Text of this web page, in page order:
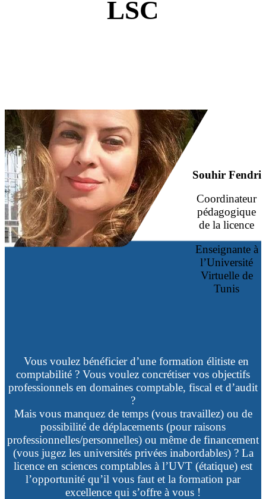
LSC
Souhir Fendri
Coordinateur
pédagogique
de la ​licence
Enseignante à
l’Université
Virtuelle de
Tunis
Vous voulez bénéficier d’une formation élitiste en
comptabilité ? Vous ​voulez concrétiser vos objectifs
professionnels en domaines ​comptable, fiscal et d’audit
?
Mais vous manquez de temps (vous travaillez) ou de
possibilité de déplacements (pour raisons
professionnelles/personnelles) ou même de financement
(vous jugez les universités privées inabordables) ? La
licence en sciences comptables à l’UVT (étatique) est
l’opportunité qu’il vous faut et la formation par
excellence qui s’offre à vous !